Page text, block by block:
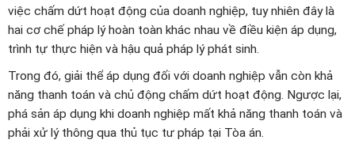
việc chấm dứt hoạt động của doanh nghiệp, tuy nhiên đây là
hai cơ chế pháp lý hoàn toàn khác nhau về điều kiện áp dụng,
trình tự thực hiện và hậu quả pháp lý phát sinh.
Trong đó, giải thể áp dụng đối với doanh nghiệp vẫn còn khả
năng thanh toán và chủ động chấm dứt hoạt động. Ngược lại,
phá sản áp dụng khi doanh nghiệp mất khả năng thanh toán và
phải xử lý thông qua thủ tục tư pháp tại Tòa án.